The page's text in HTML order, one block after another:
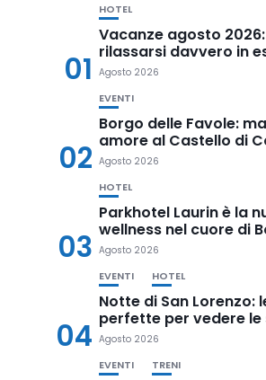
01
HOTEL
Vacanze agosto
rilassarsi davvero in
Agosto 2026
02
EVENTI
Borgo delle Favole:
amore al Castello di
Agosto 2026
03
HOTEL
Parkhotel Laurin è la
wellness nel cuore di
Agosto 2026
04
EVENTI HOTEL
Notte di San Lorenzo:
perfette per vedere le
Agosto 2026
EVENTI TRENI